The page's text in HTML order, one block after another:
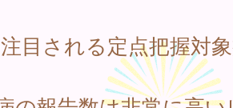
注目される定点把握対